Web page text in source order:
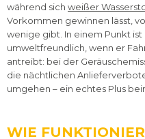
während sich weißer
Vorkommen gewinnen lässt,
wenige gibt. In einem Punkt
umweltfreundlich, wenn er
antreibt: bei der
die nächtlichen
umgehen – ein echtes Plus
WIE